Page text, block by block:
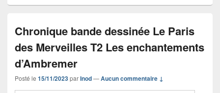
Chronique bande dessinée Le Paris
des Merveilles T2 Les enchantements
d’Ambremer
Posté le 15/11/2023parInod—Aucun commentaire ↓